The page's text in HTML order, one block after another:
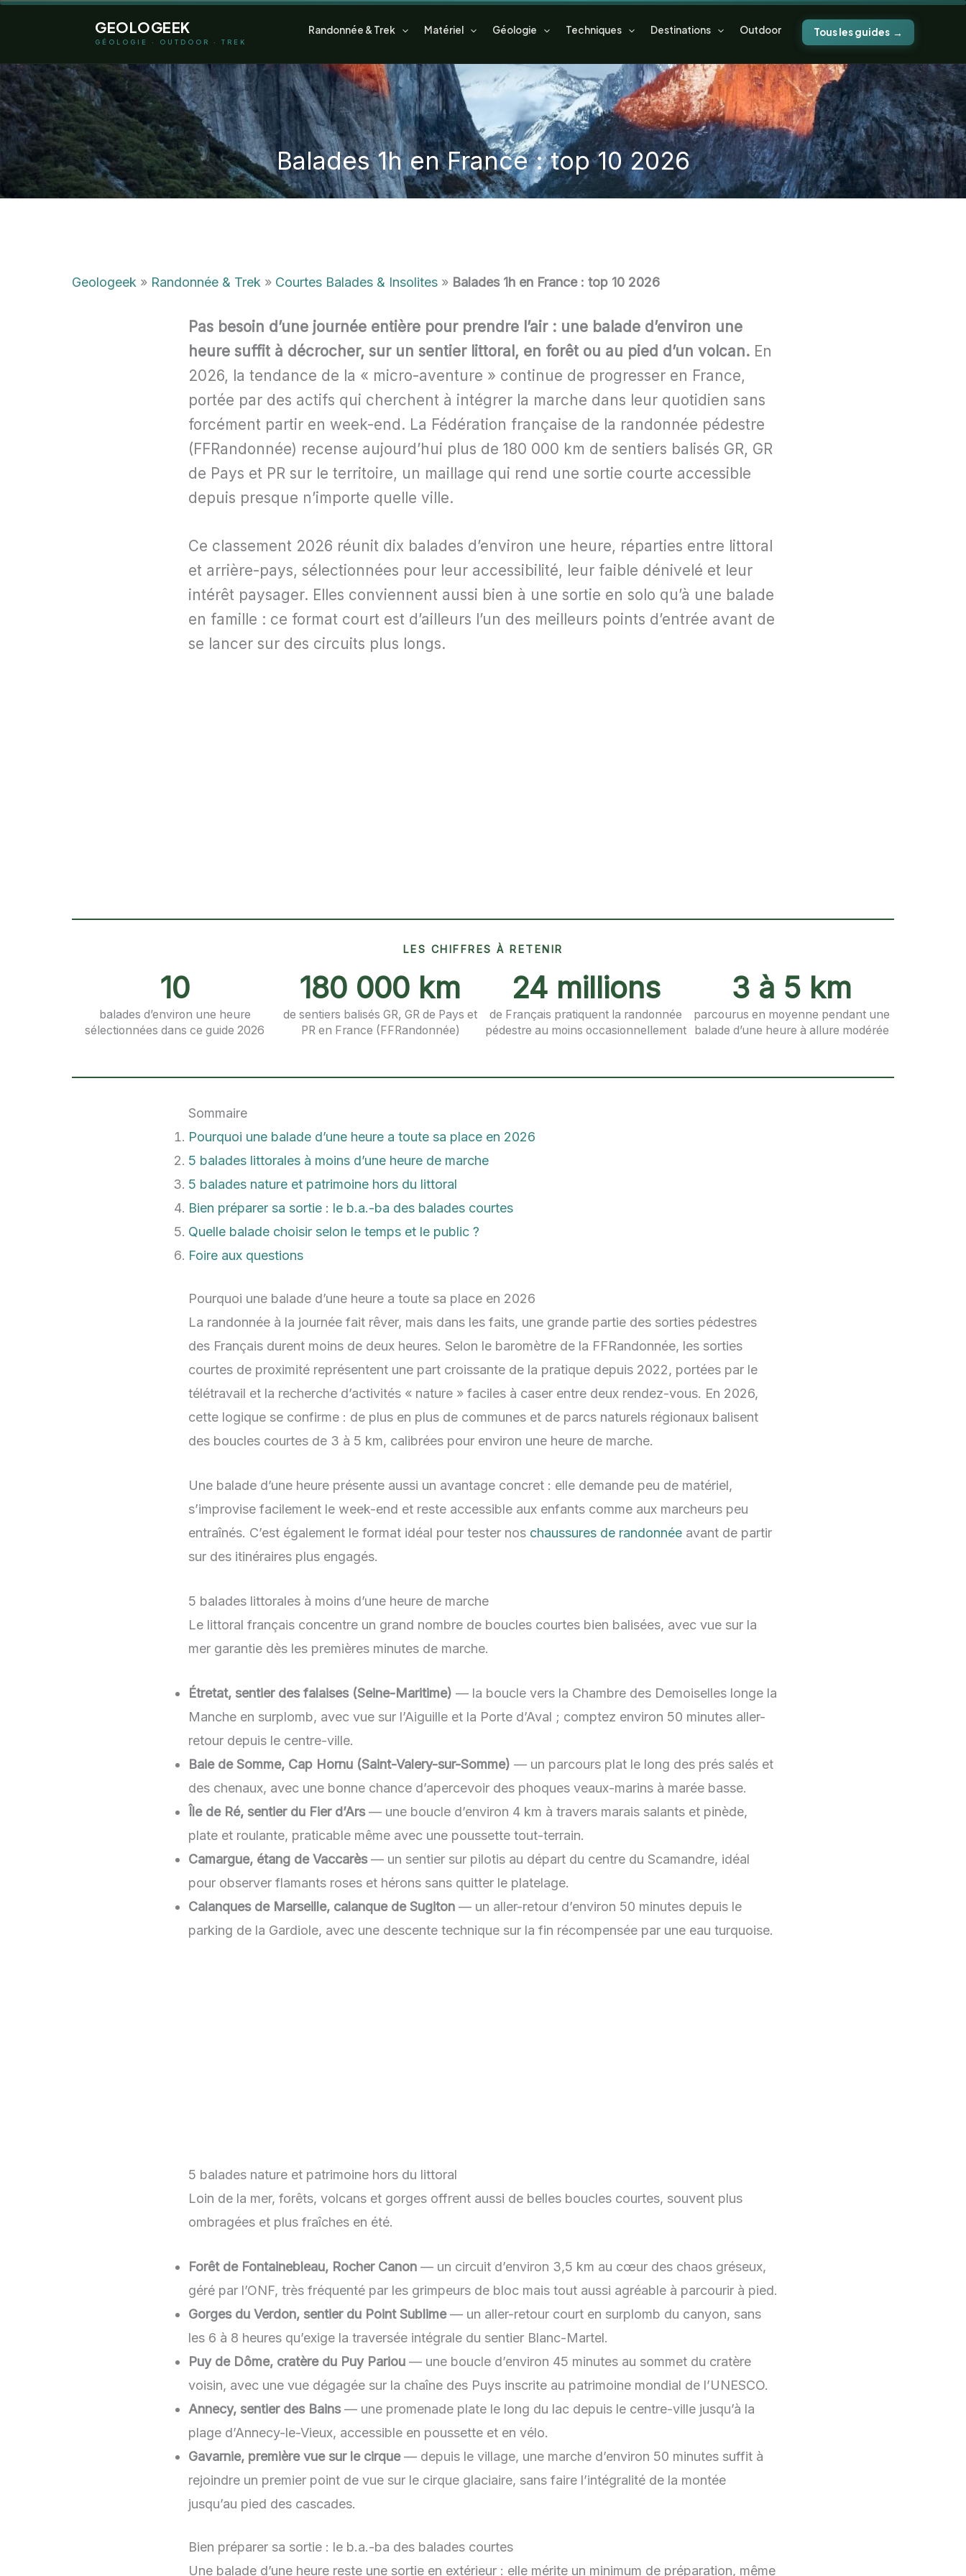
GEOLOGEEK
GÉOLOGIE · OUTDOOR · TREK
Randonnée & Trek Matériel Géologie Techniques Destinations Outdoor Tous les guides
Balades 1h en France : top 10 2026
Geologeek » Randonnée & Trek » Courtes Balades & Insolites » Balades 1h en France : top 10 2026
Pas besoin d’une journée entière pour prendre l’air : une balade d’environ une
heure suffit à décrocher, sur un sentier littoral, en forêt ou au pied d’un volcan. En
2026, la tendance de la « micro-aventure » continue de progresser en France,
portée par des actifs qui cherchent à intégrer la marche dans leur quotidien sans
forcément partir en week-end. La Fédération française de la randonnée pédestre
(FFRandonnée) recense aujourd’hui plus de 180 000 km de sentiers balisés GR, GR
de Pays et PR sur le territoire, un maillage qui rend une sortie courte accessible
depuis presque n’importe quelle ville.
Ce classement 2026 réunit dix balades d’environ une heure, réparties entre littoral
et arrière-pays, sélectionnées pour leur accessibilité, leur faible dénivelé et leur
intérêt paysager. Elles conviennent aussi bien à une sortie en solo qu’à une balade
en famille : ce format court est d’ailleurs l’un des meilleurs points d’entrée avant de
se lancer sur des circuits plus longs.
LES CHIFFRES À RETENIR
10
balades d’environ une heure
sélectionnées dans ce guide 2026
180 000 km
de sentiers balisés GR, GR de Pays et
PR en France (FFRandonnée)
24 millions
de Français pratiquent la randonnée
pédestre au moins occasionnellement
3 à 5 km
parcourus en moyenne pendant une
balade d’une heure à allure modérée
Sommaire
Pourquoi une balade d’une heure a toute sa place en 2026
5 balades littorales à moins d’une heure de marche
5 balades nature et patrimoine hors du littoral
Bien préparer sa sortie : le b.a.-ba des balades courtes
Quelle balade choisir selon le temps et le public ?
Foire aux questions
Pourquoi une balade d’une heure a toute sa place en 2026
La randonnée à la journée fait rêver, mais dans les faits, une grande partie des sorties pédestres
des Français durent moins de deux heures. Selon le baromètre de la FFRandonnée, les sorties
courtes de proximité représentent une part croissante de la pratique depuis 2022, portées par le
télétravail et la recherche d’activités « nature » faciles à caser entre deux rendez-vous. En 2026,
cette logique se confirme : de plus en plus de communes et de parcs naturels régionaux balisent
des boucles courtes de 3 à 5 km, calibrées pour environ une heure de marche.
Une balade d’une heure présente aussi un avantage concret : elle demande peu de matériel,
s’improvise facilement le week-end et reste accessible aux enfants comme aux marcheurs peu
entraînés. C’est également le format idéal pour tester nos chaussures de randonnée avant de partir
sur des itinéraires plus engagés.
5 balades littorales à moins d’une heure de marche
Le littoral français concentre un grand nombre de boucles courtes bien balisées, avec vue sur la
mer garantie dès les premières minutes de marche.
Étretat, sentier des falaises (Seine-Maritime) — la boucle vers la Chambre des Demoiselles longe la
Manche en surplomb, avec vue sur l’Aiguille et la Porte d’Aval ; comptez environ 50 minutes aller-
retour depuis le centre-ville.
Baie de Somme, Cap Hornu (Saint-Valery-sur-Somme) — un parcours plat le long des prés salés et
des chenaux, avec une bonne chance d’apercevoir des phoques veaux-marins à marée basse.
Île de Ré, sentier du Fier d’Ars— une boucle d’environ 4 km à travers marais salants et pinède,
plate et roulante, praticable même avec une poussette tout-terrain.
Camargue, étang de Vaccarès— un sentier sur pilotis au départ du centre du Scamandre, idéal
pour observer flamants roses et hérons sans quitter le platelage.
Calanques de Marseille, calanque de Sugiton — un aller-retour d’environ 50 minutes depuis le
parking de la Gardiole, avec une descente technique sur la fin récompensée par une eau turquoise.
5 balades nature et patrimoine hors du littoral
Loin de la mer, forêts, volcans et gorges offrent aussi de belles boucles courtes, souvent plus
ombragées et plus fraîches en été.
Forêt de Fontainebleau, Rocher Canon — un circuit d’environ 3,5 km au cœur des chaos gréseux,
géré par l’ONF, très fréquenté par les grimpeurs de bloc mais tout aussi agréable à parcourir à pied.
Gorges du Verdon, sentier du Point Sublime— un aller-retour court en surplomb du canyon, sans
les 6 à 8 heures qu’exige la traversée intégrale du sentier Blanc-Martel.
Puy de Dôme, cratère du Puy Pariou — une boucle d’environ 45 minutes au sommet du cratère
voisin, avec une vue dégagée sur la chaîne des Puys inscrite au patrimoine mondial de l’UNESCO.
Annecy, sentier des Bains— une promenade plate le long du lac depuis le centre-ville jusqu’à la
plage d’Annecy-le-Vieux, accessible en poussette et en vélo.
Gavarnie, première vue sur le cirque— depuis le village, une marche d’environ 50 minutes suffit à
rejoindre un premier point de vue sur le cirque glaciaire, sans faire l’intégralité de la montée
jusqu’au pied des cascades.
Bien préparer sa sortie : le b.a.-ba des balades courtes
Une balade d’une heure reste une sortie en extérieur : elle mérite un minimum de préparation, même